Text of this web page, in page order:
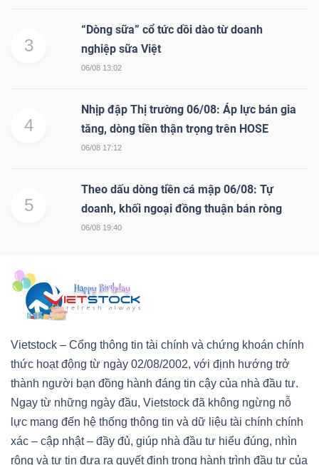
3
“Dòng sữa” cổ tức dồi dào từ doanh
nghiệp sữa Việt
06/08 13:02
4
Nhịp đập Thị trường 06/08: Áp lực bán gia
tăng, dòng tiền thận trọng trên HOSE
06/08 17:12
5
Theo dấu dòng tiền cá mập 06/08: Tự
doanh, khối ngoại đồng thuận bán ròng
06/08 19:40
Vietstock – Cổng thông tin tài chính và chứng khoán chính
thức hoạt động từ ngày 02/08/2002, với định hướng trở
thành người bạn đồng hành đáng tin cậy của nhà đầu tư.
Ngay từ những ngày đầu, Vietstock đã không ngừng nỗ
lực mang đến hệ thống thông tin và dữ liệu tài chính chính
xác – cập nhật – đầy đủ, giúp nhà đầu tư hiểu đúng, nhìn
rộng và tự tin đưa ra quyết định trong hành trình đầu tư của